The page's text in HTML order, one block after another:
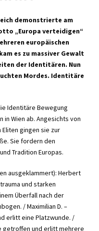
demonstrierte am
„Europa verteidigen“
europäischen
es zu massiver Gewalt
der Identitären. Nun
Mordes. Identitäre
Identitäre Bewegung
Wien ab. Angesichts von
gingen sie zur
Sie fordern den
Tradition Europas.
ausgeklammert): Herbert
und starken
Überfall nach der
/ Maximilian D. –
erlitt eine Platzwunde. /
getroffen und erlitt mehrere